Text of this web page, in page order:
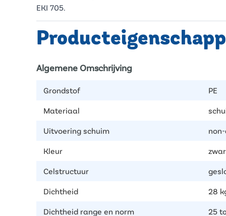
EKI 705.
Algemene Omschrijving
Grondstof PE
Materiaal
Uitvoering schuim
Kleur
Celstructuur
Dichtheid 28
Dichtheid range en norm 25